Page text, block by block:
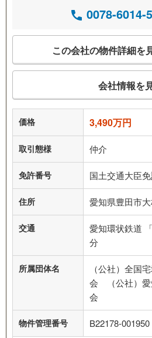
0078-6014-
この会社の物件詳細を
会社情報を
価格 3,490万円
取引態様 仲介
免許番号 国土交通大臣
住所 愛知県豊田市
交通
愛知環状鉄道
分
所属団体名
（公社）全国
会 （公社）愛
会
物件管理番号 B22178-001950